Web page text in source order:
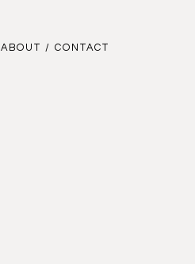
ABOUT / CONTACT